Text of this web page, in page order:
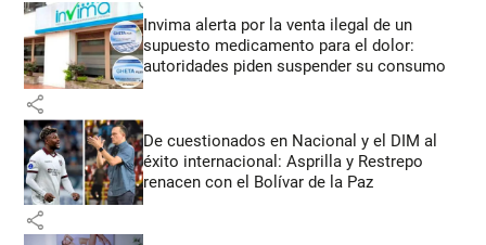
Invima alerta por la venta ilegal de un
supuesto medicamento para el dolor:
autoridades piden suspender su consumo
share
De cuestionados en Nacional y el DIM al
éxito internacional: Asprilla y Restrepo
renacen con el Bolívar de la Paz
share